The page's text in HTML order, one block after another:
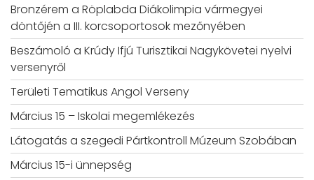
Bronzérem a Röplabda Diákolimpia vármegyei
döntőjén a III. korcsoportosok mezőnyében
Beszámoló a Krúdy Ifjú Turisztikai Nagykövetei nyelvi
versenyről
Területi Tematikus Angol Verseny
Március 15 – Iskolai megemlékezés
Látogatás a szegedi Pártkontroll Múzeum Szobában
Március 15-i ünnepség